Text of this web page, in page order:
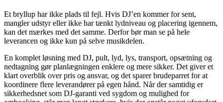
Et bryllup har ikke plads til fejl. Hvis DJ’en kommer for sent,
mangler udstyr eller ikke har tænkt lydniveau og placering igennem,
kan det mærkes med det samme. Derfor bør man se på hele
leverancen og ikke kun på selve musikdelen.
En komplet løsning med DJ, pult, lyd, lys, transport, opsætning og
nedtagning gør planlægningen enklere og mere sikker. Det giver et
klart overblik over pris og ansvar, og det sparer brudeparret for at
koordinere flere leverandører på egen hånd. Når der samtidig er
sikkerhedsnet som DJ-garanti ved sygdom og mulighed for